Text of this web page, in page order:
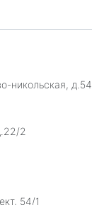
никольская, д.54
2
54/1